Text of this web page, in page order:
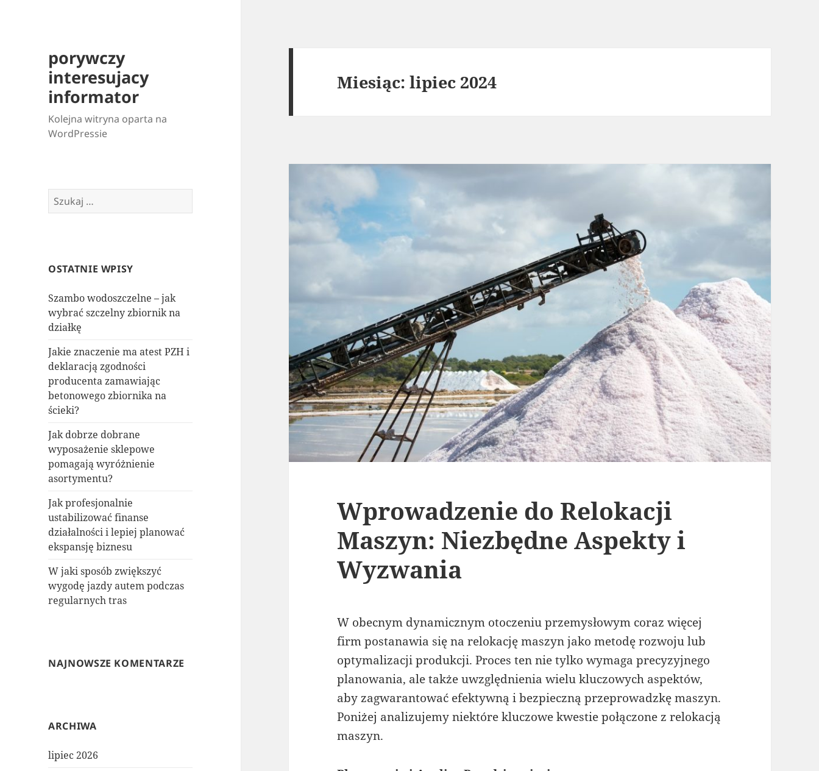
porywczy
interesujacy
informator
Kolejna witryna oparta na
WordPressie
Szukaj:
OSTATNIE WPISY
Szambo wodoszczelne – jak
wybrać szczelny zbiornik na
działkę
Jakie znaczenie ma atest PZH i
deklaracją zgodności
producenta zamawiając
betonowego zbiornika na
ścieki?
Jak dobrze dobrane
wyposażenie sklepowe
pomagają wyróżnienie
asortymentu?
Jak profesjonalnie
ustabilizować finanse
działalności i lepiej planować
ekspansję biznesu
W jaki sposób zwiększyć
wygodę jazdy autem podczas
regularnych tras
NAJNOWSZE KOMENTARZE
ARCHIWA
lipiec 2026
Miesiąc:lipiec 2024
Wprowadzenie do Relokacji
Maszyn: Niezbędne Aspekty i
Wyzwania
W obecnym dynamicznym otoczeniu przemysłowym coraz więcej
firm postanawia się na relokację maszyn jako metodę rozwoju lub
optymalizacji produkcji. Proces ten nie tylko wymaga precyzyjnego
planowania, ale także uwzględnienia wielu kluczowych aspektów,
aby zagwarantować efektywną i bezpieczną przeprowadzkę maszyn.
Poniżej analizujemy niektóre kluczowe kwestie połączone z relokacją
maszyn.